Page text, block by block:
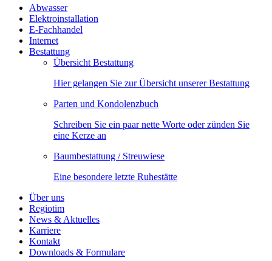
Abwasser
Elektroinstallation
E-Fachhandel
Internet
Bestattung
Übersicht Bestattung
Hier gelangen Sie zur Übersicht unserer Bestattung
Parten und Kondolenzbuch
Schreiben Sie ein paar nette Worte oder zünden Sie
eine Kerze an
Baumbestattung / Streuwiese
Eine besondere letzte Ruhestätte
Über uns
Regiotim
News & Aktuelles
Karriere
Kontakt
Downloads & Formulare